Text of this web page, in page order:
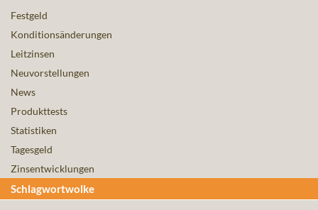
Festgeld
Konditionsänderungen
Leitzinsen
Neuvorstellungen
News
Produkttests
Statistiken
Tagesgeld
Zinsentwicklungen
Schlagwortwolke